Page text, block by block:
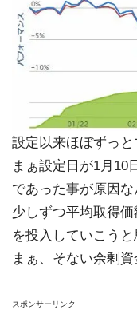
設定以来ほぼずっと
まぁ設定日が1月10
であった事が原因な
少しずつ平均取得
を投入していこうと
まぁ、そない余剰
スポンサーリンク